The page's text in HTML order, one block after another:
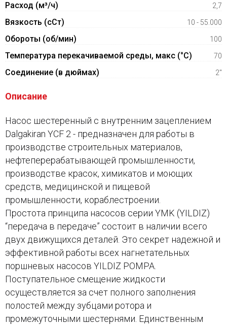
Расход (м³/ч) 2,7
Вязкость (сСт) 10 - 55.000
Обороты (об/мин) 100
Температура перекачиваемой среды, макс (°C) 70
Соединение (в дюймах) 2"
Описание
Насос шестеренный с внутренним зацеплением
Dalgakiran YCF 2 - предназначен для работы в
производстве строительных материалов,
нефтеперерабатывающей промышленности,
производстве красок, химикатов и моющих
средств, медицинской и пищевой
промышленности, кораблестроении.
Простота принципа насосов серии YMK (YILDIZ)
“передача в передаче” состоит в наличии всего
двух движущихся деталей. Это секрет надежной и
эффективной работы всех нагнетательных
поршневых насосов YILDIZ POMPA.
Поступательное смещение жидкости
осуществляется за счет полного заполнения
полостей между зубцами ротора и
промежуточными шестернями. Единственным